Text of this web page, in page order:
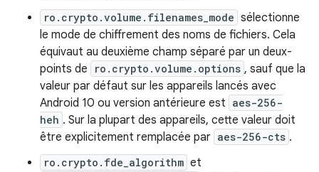
ro.crypto.volume.filenames_mode sélectionne
le mode de chiffrement des noms de fichiers. Cela
équivaut au deuxième champ séparé par un deux-
points de
ro.crypto.volume.options , sauf que la
valeur par défaut sur les appareils lancés avec
Android 10 ou version antérieure est aes-256-
heh . Sur la plupart des appareils, cette valeur doit
être explicitement remplacée par aes-256-cts .
ro.crypto.fde_algorithm et